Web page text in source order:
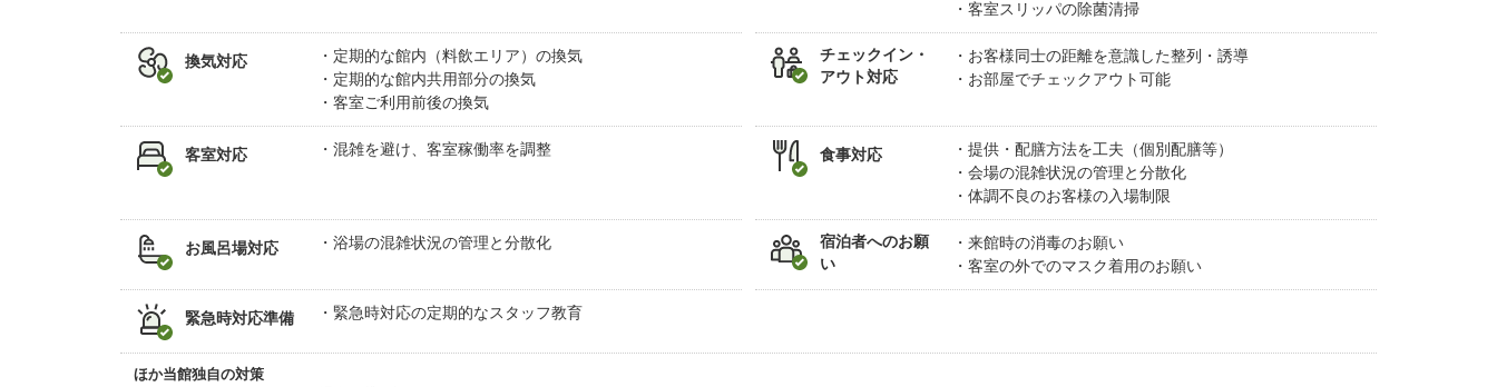
客室スリッパの除菌清掃
換気対応
定期的な館内（料飲エリア）の換気
定期的な館内共用部分の換気
客室ご利用前後の換気
チェックイン・
アウト対応
お客様同士の距離を意識した整列・誘導
お部屋でチェックアウト可能
客室対応 混雑を避け、客室稼働率を調整 食事対応
提供・配膳方法を工夫（個別配膳等）
会場の混雑状況の管理と分散化
体調不良のお客様の入場制限
お風呂場対応 浴場の混雑状況の管理と分散化
宿泊者へのお願
い
来館時の消毒のお願い
客室の外でのマスク着用のお願い
緊急時対応準備 緊急時対応の定期的なスタッフ教育
ほか当館独自の対策